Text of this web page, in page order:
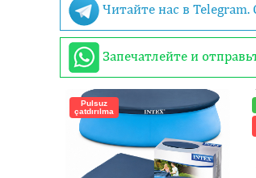
Читайте нас в
Запечатлейте и